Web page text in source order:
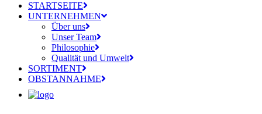
STARTSEITE
UNTERNEHMEN
Über uns
Unser Team
Philosophie
Qualität und Umwelt
SORTIMENT
OBSTANNAHME